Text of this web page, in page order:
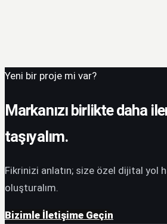
Yeni bir proje mi var?
Markanızı birlikte daha
taşıyalım.
Fikrinizi anlatın; size özel dijital yol
oluşturalım.
Bizimle İletişime Geçin